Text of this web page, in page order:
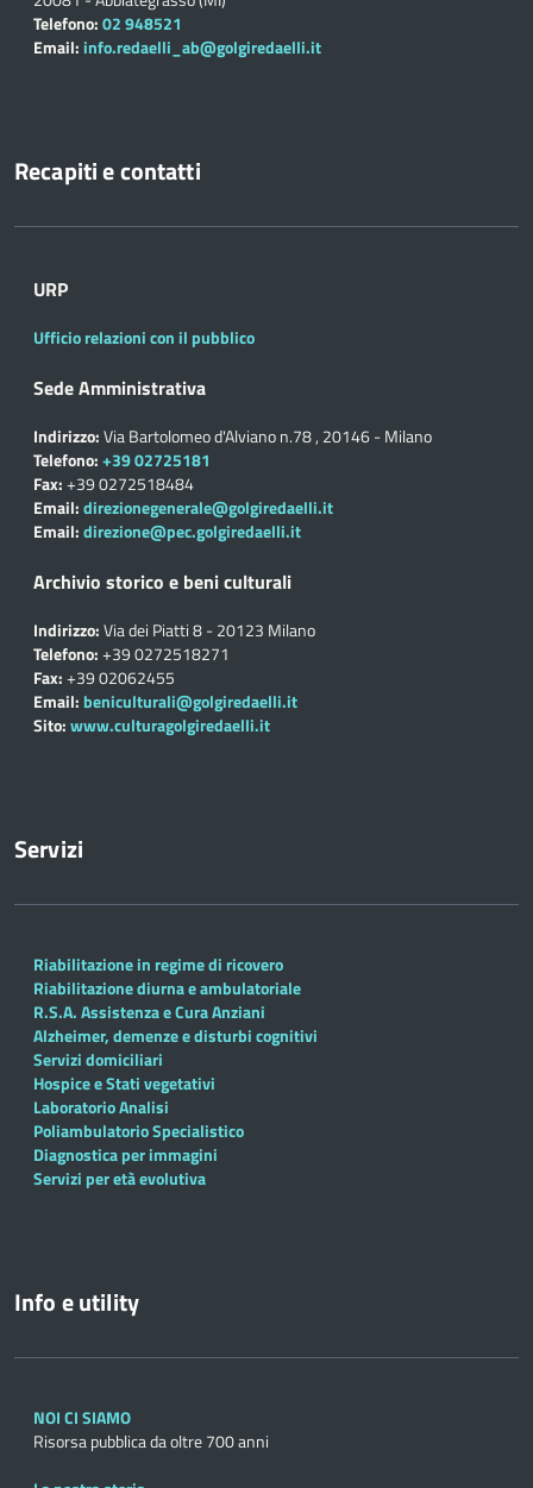
Telefono:02 948521
Email: info.redaelli_ab@golgiredaelli.it
Recapiti e contatti
URP
Ufficio relazioni con il pubblico
Sede Amministrativa
Indirizzo:Via Bartolomeo d'Alviano n.78 , 20146 - Milano
Telefono:+39 02725181
Fax:+39 0272518484
Email:direzionegenerale@golgiredaelli.it
Email:direzione@pec.golgiredaelli.it
Archivio storico e beni culturali
Indirizzo:Via dei Piatti 8 - 20123 Milano
Telefono:+39 0272518271
Fax:+39 02062455
Email: beniculturali@golgiredaelli.it
Sito:www.culturagolgiredaelli.it
Servizi
Riabilitazione in regime di ricovero
Riabilitazione diurna e ambulatoriale
R.S.A. Assistenza e Cura Anziani
Alzheimer, demenze e disturbi cognitivi
Servizi domiciliari
Hospice e Stati vegetativi
Laboratorio Analisi
Poliambulatorio Specialistico
Diagnostica per immagini
Servizi per età evolutiva
Info e utility
NOI CI SIAMO
Risorsa pubblica da oltre 700 anni